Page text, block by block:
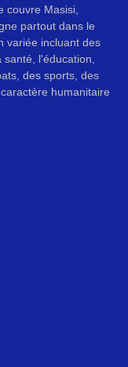
couvre Masisi,
partout dans le
variée incluant des
l'éducation,
des sports, des
humanitaire